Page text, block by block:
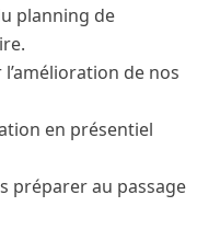
planning de
de nos
en présentiel
préparer au passage